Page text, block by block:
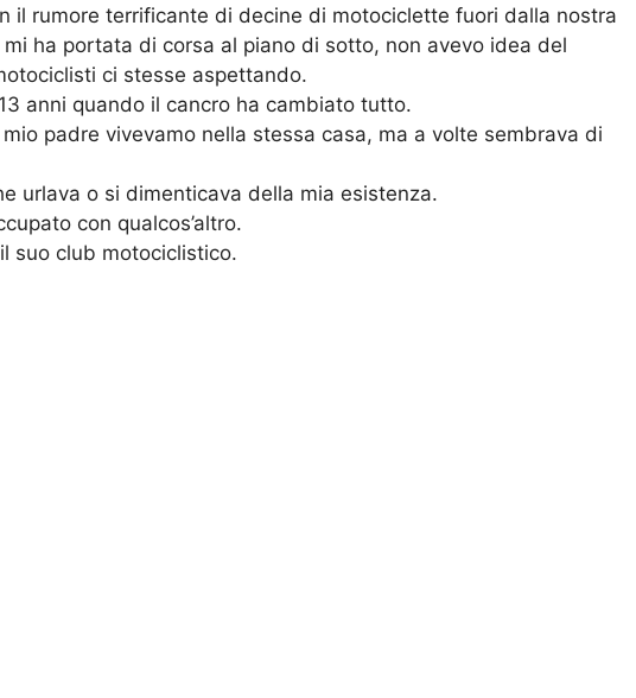
il rumore terrificante di decine di motociclette fuori dalla nostra
ha portata di corsa al piano di sotto, non avevo idea del
ci stesse aspettando.
anni quando il cancro ha cambiato tutto.
padre vivevamo nella stessa casa, ma a volte sembrava di
urlava o si dimenticava della mia esistenza.
con qualcos’altro.
suo club motociclistico.